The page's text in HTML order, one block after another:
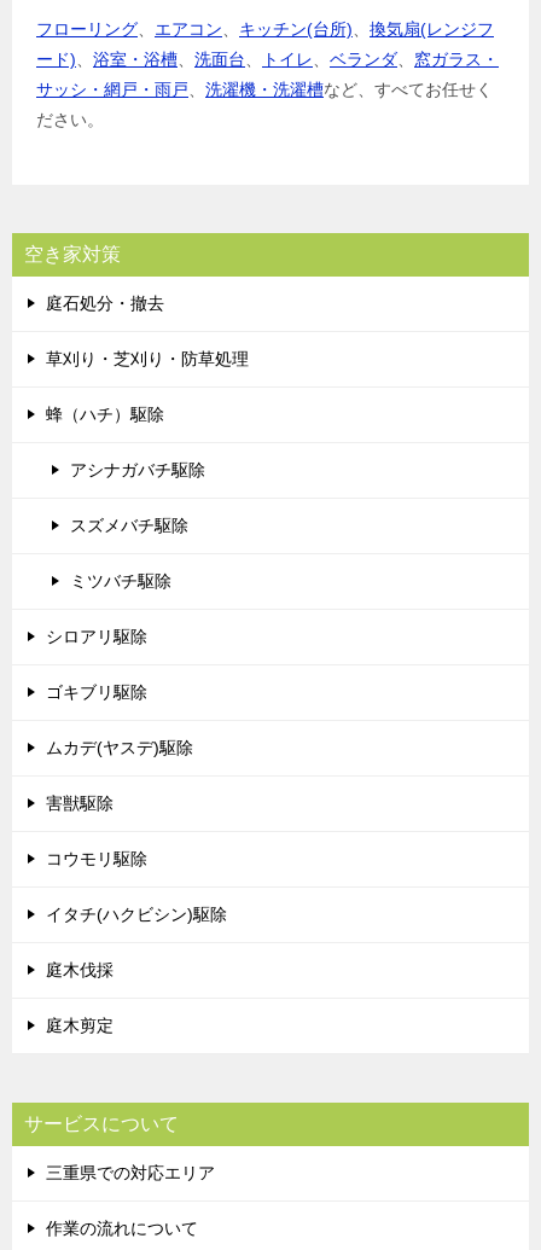
フローリング、 エアコン、 キッチン(台所)、 換気扇(レンジフ
ード)、 浴室・浴槽、 洗面台、 トイレ、 ベランダ、 窓ガラス・
サッシ・網戸・雨戸、 洗濯機・洗濯槽など、すべてお任せく
ださい。
空き家対策
庭石処分・撤去
草刈り・芝刈り・防草処理
蜂（ハチ）駆除
アシナガバチ駆除
スズメバチ駆除
ミツバチ駆除
シロアリ駆除
ゴキブリ駆除
ムカデ(ヤスデ)駆除
害獣駆除
コウモリ駆除
イタチ(ハクビシン)駆除
庭木伐採
庭木剪定
サービスについて
三重県での対応エリア
作業の流れについて